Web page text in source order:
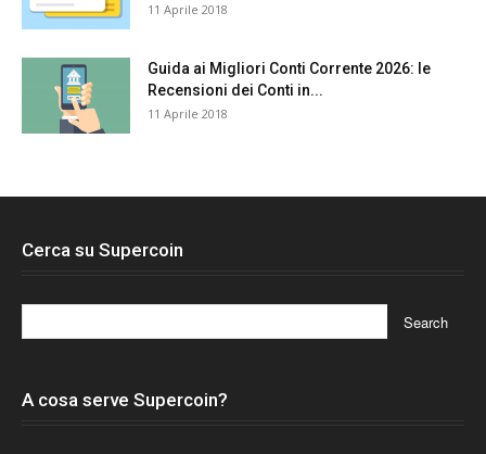
11 Aprile 2018
Guida ai Migliori Conti Corrente 2026: le
Recensioni dei Conti in...
11 Aprile 2018
Cerca su Supercoin
A cosa serve Supercoin?